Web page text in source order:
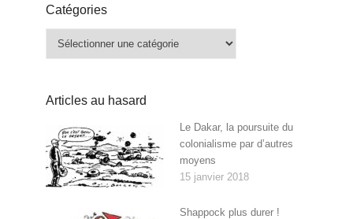
Catégories
Articles au hasard
Le Dakar, la poursuite du
colonialisme par d’autres
moyens
15 janvier 2018
Shappock plus durer !